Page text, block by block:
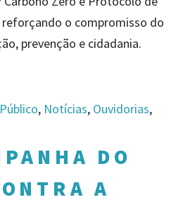
o compromisso do
prevenção e cidadania.
, Notícias, Ouvidorias,
DO
A